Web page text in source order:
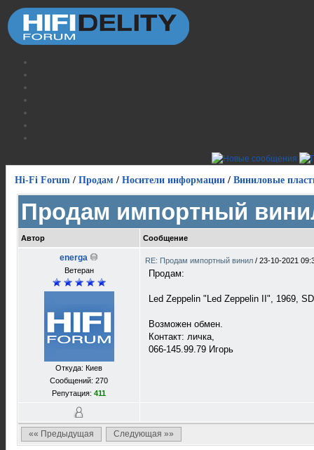
Hi-Fi Forum / Продам / Носители информации / Виниловые
Продам импортный
Автор Сообщение
energa
Ветеран
Откуда: Киев
Сообщений: 270
Репутация: 411
RE: Продам импортный винил / 23-10-2021
Продам:
Led Zeppelin "Led Zeppelin II", 1969,
Возможен обмен.
Контакт: личка,
066-145.99.79 Игорь
«« Предыдущая Следующая »»